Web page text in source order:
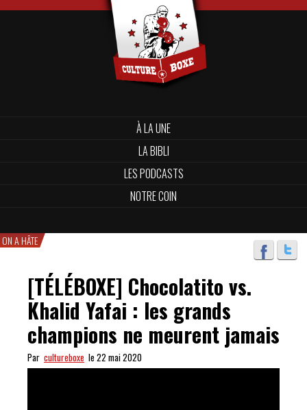
À LA UNE
LA BIBLI
LES PODCASTS
NOTRE COIN
ON A HÂTE
[TÉLÉBOXE] Chocolatito vs.
Khalid Yafai : les grands
champions ne meurent jamais
Par cultureboxe le 22 mai 2020